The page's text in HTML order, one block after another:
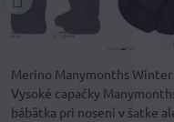
Merino Manymonths Winter
Vysoké capačky
bábätka pri nosení v šatke